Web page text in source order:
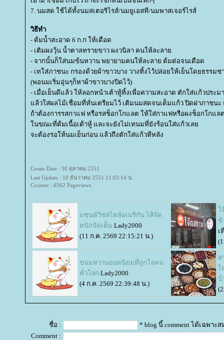
7. นมสด ใช้ได้ทั้งนมสเตอริไรส์/นมยูเอสที/นมพาสเจอร์ไรส์
วิธีทำ
- ต้มน้ำสะอาด 6 ก.ก ให้เดือด
- เติมผงวุ้น น้ำตาลทรายขาว ผงวนิลา คนให้ละลา
- จากนั้นก็ใส่นมข้นหวาน พยายามคนให้ละลาย ต้มต่อจนเดือด
- เทใส่ภาชนะ กรองด้วยผ้าขาวบาง วางทิ้งไว้ปล่อยให้เย็นโดยธรรม
(พอนมเริ่มอุ่นๆก็หาผ้าขาวบางปิดไว้)
- เมื่อเย็นดีแล้ว ให้ลอกหน้าเต้าหู้ทิ้งเพื่อความสะอาด ตักใส่แก้วประม
ล้วใส่ผลไม้เชื่อมที่หั่นเตรียมไว้ เติมนมสดจนเต็มแก้ว ปิดฝาภาชนะ
ถ้าต้องการรสกาแฟ หรือรสช็อกโกแลต ให้ใส่กาแฟหรือผงช็อกโกแล
นขณะที่ต้มเนื้อเต้าหู้ และจะยังไม่เทนมที่ยังร้อนใส่แก้วเล
จะต้องรอให้นมเย็นก่อน แล้วถึงตักใส่แก้วทีหลัง
Create Date : 30 ตุลาคม 2551
Last Update : 10 ธันวาคม 2551 11:03:14 น.
Counter : 6562 Pageviews.
ซนด์วิชสไตล์อเมริกัน ไส้จัด
หนักจัดเต็ม Lady2000
(11 ก.ค. 2569 22:15:21 น.)
จ๊
ข้
เ
ขนมหวานยอดนิยมที่ถูกใจคน
ทั่วโลก Lady2000
(4 ก.ค. 2569 22:39:48 น.)
ส
ไ
บ้
ชื่อ :
* blog นี้ comment ได้เฉพาะ
Comment :